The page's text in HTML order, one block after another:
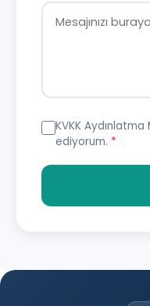
KVKK Aydınlatma
ediyorum. *